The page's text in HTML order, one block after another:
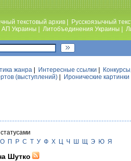
текстовый архив Русскоязычный
АП Украины Литобъединения Украины
жанра Интересные ссылки
(выступлений) Иронические картинки
О П Р С Т У Ф Х Ц Ч Ш Щ Э Ю Я
Шутко